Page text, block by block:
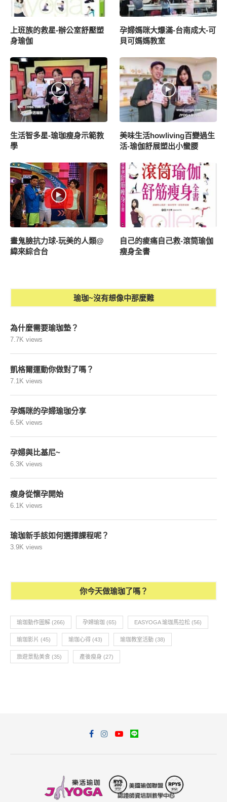
上班族的救星-辦公室舒壓塑
身瑜伽
孕婦媽咪大爆滿-台南成大-可
貝可媽媽教室
生活智多星-瑜珈瘦身示範教
學
美味生活howliving百變過生
活-瑜伽舒展塑出小蠻腰
畫鬼臉抗力球-玩美的人類@
緯來綜合台
自己的痠痛自己救-滾筒瑜伽
瘦身全書
瑜珈~沒有想像中那麼難
為什麼需要瑜珈墊？
7.7K views
凱格爾運動你做對了嗎？
7.1K views
孕媽咪的孕婦瑜珈分享
6.5K views
孕婦與比基尼~
6.3K views
瘦身從懷孕開始
6.1K views
瑜珈新手該如何選擇課程呢？
3.9K views
你今天做瑜珈了嗎？
瑜珈動作圖解 (266) 孕婦瑜珈 (65) EASYOGA 瑜珈馬拉松 (56)
瑜珈影片 (45) 瑜珈心得 (43) 瑜珈教室活動 (38)
旅遊景點美食 (35) 產後瘦身 (27)